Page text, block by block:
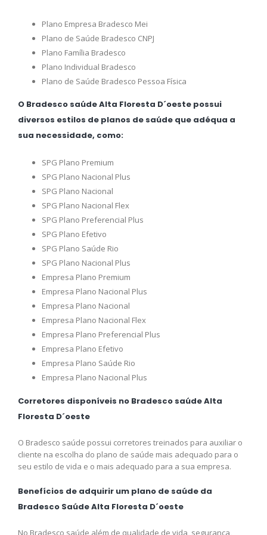
Plano Empresa Bradesco Mei
Plano de Saúde Bradesco CNPJ
Plano Família Bradesco
Plano Individual Bradesco
Plano de Saúde Bradesco Pessoa Física
O Bradesco saúde Alta Floresta D´oeste possui
diversos estilos de planos de saúde que adéqua a
sua necessidade, como:
SPG Plano Premium
SPG Plano Nacional Plus
SPG Plano Nacional
SPG Plano Nacional Flex
SPG Plano Preferencial Plus
SPG Plano Efetivo
SPG Plano Saúde Rio
SPG Plano Nacional Plus
Empresa Plano Premium
Empresa Plano Nacional Plus
Empresa Plano Nacional
Empresa Plano Nacional Flex
Empresa Plano Preferencial Plus
Empresa Plano Efetivo
Empresa Plano Saúde Rio
Empresa Plano Nacional Plus
Corretores disponíveis no Bradesco saúde Alta
Floresta D´oeste
O Bradesco saúde possui corretores treinados para auxiliar o
cliente na escolha do plano de saúde mais adequado para o
seu estilo de vida e o mais adequado para a sua empresa.
Benefícios de adquirir um plano de saúde da
Bradesco Saúde Alta Floresta D´oeste
No Bradesco saúde além de qualidade de vida, segurança,